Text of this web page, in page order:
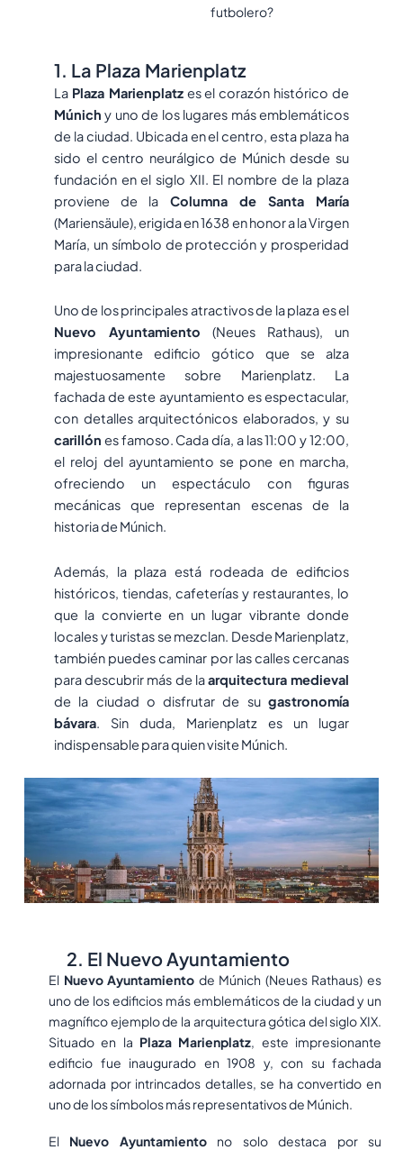
futbolero?
1. La Plaza Marienplatz
La Plaza Marienplatzes el corazón histórico de
Múnich y uno de los lugares más emblemáticos
de la ciudad. Ubicada en el centro, esta plaza ha
sido el centro neurálgico de Múnich desde su
fundación en el siglo XII. El nombre de la plaza
proviene de la Columna de Santa María
(Mariensäule), erigida en 1638 en honor a la Virgen
María, un símbolo de protección y prosperidad
para la ciudad.
Uno de los principales atractivos de la plaza es el
Nuevo Ayuntamiento (Neues Rathaus), un
impresionante edificio gótico que se alza
majestuosamente sobre Marienplatz. La
fachada de este ayuntamiento es espectacular,
con detalles arquitectónicos elaborados, y su
carillón es famoso. Cada día, a las 11:00 y 12:00,
el reloj del ayuntamiento se pone en marcha,
ofreciendo un espectáculo con figuras
mecánicas que representan escenas de la
historia de Múnich.
Además, la plaza está rodeada de edificios
históricos, tiendas, cafeterías y restaurantes, lo
que la convierte en un lugar vibrante donde
locales y turistas se mezclan. Desde Marienplatz,
también puedes caminar por las calles cercanas
para descubrir más de laarquitectura medieval
de la ciudad o disfrutar de su gastronomía
bávara. Sin duda, Marienplatz es un lugar
indispensable para quien visite Múnich.
2. El Nuevo Ayuntamiento
El Nuevo Ayuntamiento de Múnich (Neues Rathaus) es
uno de los edificios más emblemáticos de la ciudad y un
magnífico ejemplo de la arquitectura gótica del siglo XIX.
Situado en la Plaza Marienplatz , este impresionante
edificio fue inaugurado en 1908 y, con su fachada
adornada por intrincados detalles, se ha convertido en
uno de los símbolos más representativos de Múnich.
El Nuevo Ayuntamientono solo destaca por su